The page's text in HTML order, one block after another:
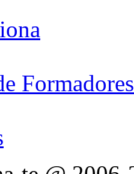
Formadores